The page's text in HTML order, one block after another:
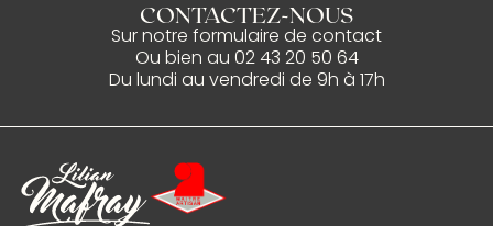
CONTACTEZ-NOUS
Sur notre formulaire de contact
Ou bien au 02 43 20 50 64
Du lundi au vendredi de 9h à 17h